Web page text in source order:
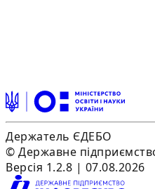
Держатель ЄДЕБО
© Державне
Версія 1.2.8 | 07.08.2026